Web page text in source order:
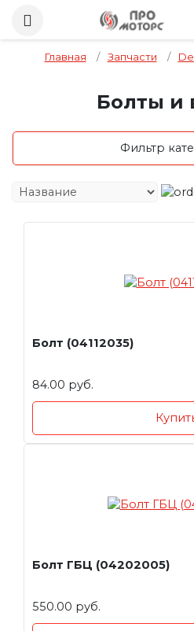
Главная / Запчасти /
Болты и
Фильтр
Болт (04112035)
84.00 руб.
Болт ГБЦ (04202005)
550.00 руб.